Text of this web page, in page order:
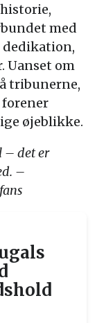
med
dedikation,
Uanset om
tribunerne,
øjeblikke.
– det er
–